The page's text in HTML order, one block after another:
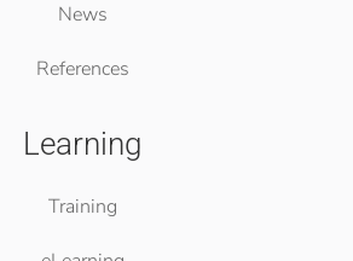
News
References
Learning
Training